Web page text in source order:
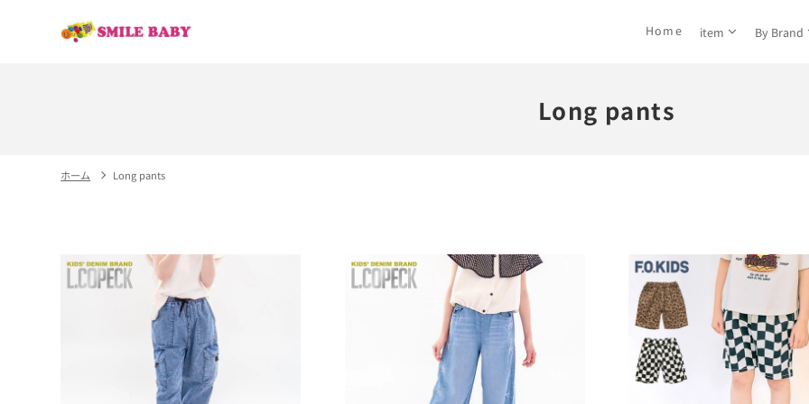
content
Home item By Brand
Long pants
ホーム Long pants